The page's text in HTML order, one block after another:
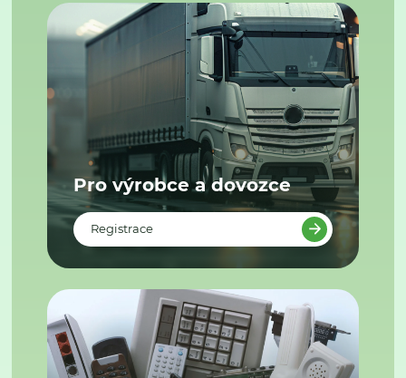
Pro výrobce a dovozce
Registrace